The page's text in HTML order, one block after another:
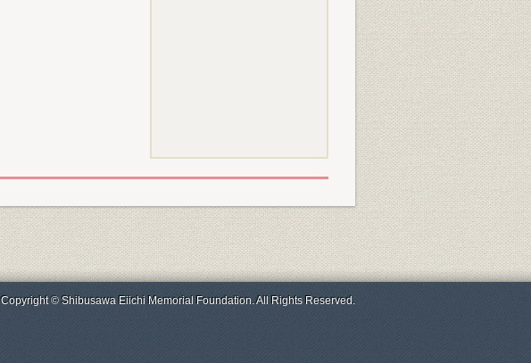
Copyright © Shibusawa Eiichi Memorial Foundation. All Rights Reserved.